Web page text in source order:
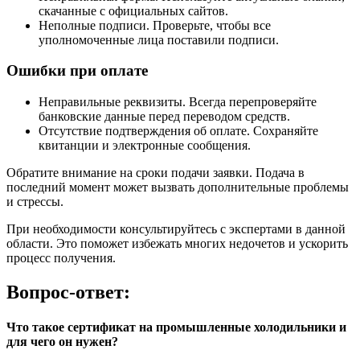
скачанные с официальных сайтов.
Неполные подписи. Проверьте, чтобы все
уполномоченные лица поставили подписи.
Ошибки при оплате
Неправильные реквизиты. Всегда перепроверяйте
банковские данные перед переводом средств.
Отсутствие подтверждения об оплате. Сохраняйте
квитанции и электронные сообщения.
Обратите внимание на сроки подачи заявки. Подача в
последний момент может вызвать дополнительные проблемы
и стрессы.
При необходимости консультируйтесь с экспертами в данной
области. Это поможет избежать многих недочетов и ускорить
процесс получения.
Вопрос-ответ:
Что такое сертификат на промышленные холодильники и
для чего он нужен?